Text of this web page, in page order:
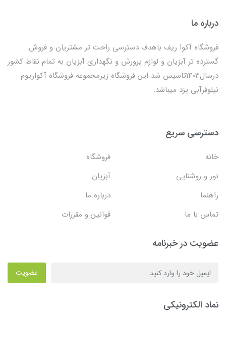
درباره ما
فروشگاه آکوا ریف باهدف دسترسی راحت تر مشتریان و فروش
گسترده تر آبزیان و لوازم پرورش و نگهداری آبزیان به تمام نقاط کشور
درسال1403تاسیس شد این فروشگاه زیرمجموعه فروشگاه آکواریوم
نیلوفرآبی یزد میباشد.
دسترسی سریع
خانه
فروشگاه
نور و روشنایی
آبزیان
راهنما
درباره ما
تماس با ما
قوانین و مقررات
عضویت در خبرنامه
عضویت
نماد الکترونیکی